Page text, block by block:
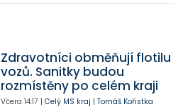
Zdravotníci obměňují flotilu
vozů. Sanitky budou
rozmístěny po celém kraji
Včera 14:17 | Celý MS kraj | Tomáš Kořistka